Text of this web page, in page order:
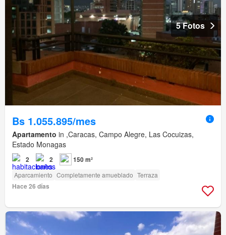
5 Fotos
Bs 1.055.895/mes
Apartamento in ,Caracas, Campo Alegre, Las Cocuizas,
Estado Monagas
2 2 150 m²
Aparcamiento Completamente amueblado Terraza
Hace 26 días